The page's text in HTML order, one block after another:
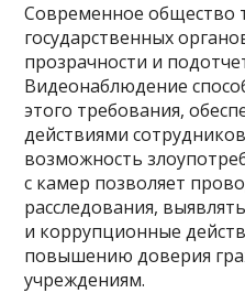
Современное общество
государственных
прозрачности и
Видеонаблюдение
этого требования,
действиями
возможность
с камер позволяет
расследования,
и коррупционные
повышению доверия
учреждениям.